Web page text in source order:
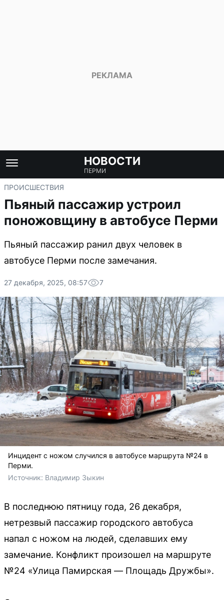
НОВОСТИ
ПЕРМИ
ПРОИСШЕСТВИЯ
Пьяный пассажир устроил
поножовщину в автобусе Перми
Пьяный пассажир ранил двух человек в
автобусе Перми после замечания.
27 декабря, 2025, 08:57 7
Инцидент с ножом случился в автобусе маршрута №24 в
Перми.
Источник: Владимир Зыкин
В последнюю пятницу года, 26 декабря,
нетрезвый пассажир городского автобуса
напал с ножом на людей, сделавших ему
замечание. Конфликт произошел на маршруте
№24 «Улица Памирская — Площадь Дружбы».